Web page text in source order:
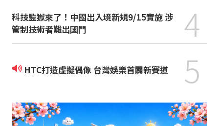
科技監獄來了！中國出入境新規9/15實施 涉
管制技術者難出國門
4
HTC打造虛擬偶像 台灣娛樂首闢新賽道 5